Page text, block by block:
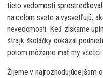
tieto vedomosti
na celom svete a vysvetľujú,
nevedomosti. Keď získame
štrajk školáčky dokázal
potom môžeme mať my všetci
Žijeme v najrozhodujúcejšom